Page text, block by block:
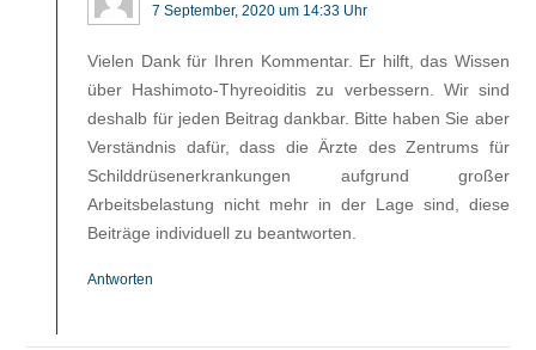
7 September, 2020 um 14:33 Uhr
Vielen Dank für Ihren Kommentar. Er hilft, das Wissen
über Hashimoto-Thyreoiditis zu verbessern. Wir sind
deshalb für jeden Beitrag dankbar. Bitte haben Sie aber
Verständnis dafür, dass die Ärzte des Zentrums für
Schilddrüsenerkrankungen aufgrund großer
Arbeitsbelastung nicht mehr in der Lage sind, diese
Beiträge individuell zu beantworten.
Antworten